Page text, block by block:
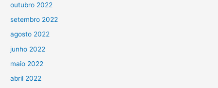
outubro 2022
setembro 2022
agosto 2022
junho 2022
maio 2022
abril 2022